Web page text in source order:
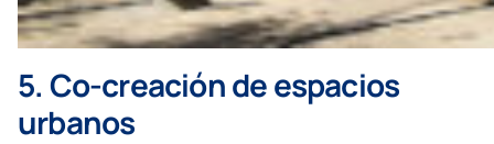
5. Co-creación de espacios
urbanos